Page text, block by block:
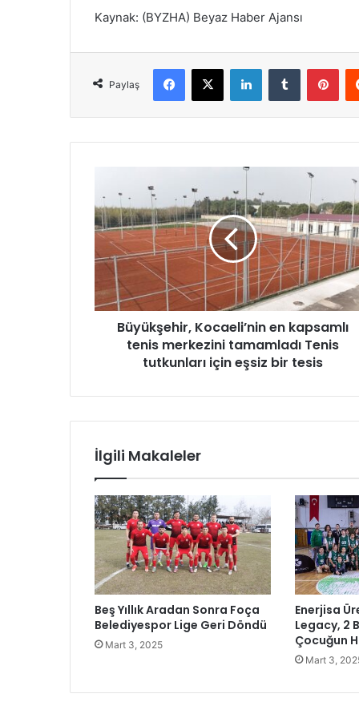
Kaynak: (BYZHA) Beyaz Haber Ajansı
Paylaş
y
ü
ş
h
i
c
i
’
n
i
n
n
k
a
p
s
a
ı
Büyükşehir, Kocaeli’nin en kapsamlı
tenis merkezini tamamladı Tenis
tutkunları için eşsiz bir tesis
İlgili Makaleler
Beş Yıllık Aradan Sonra Foça
Belediyespor Lige Geri Döndü
Mart 3, 2025
Enerjisa
Legacy, 2
Çocuğun
Mart 3,